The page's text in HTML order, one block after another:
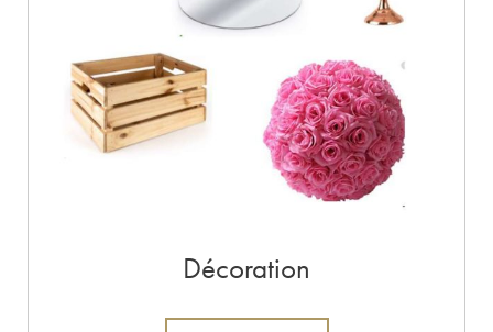
Décoration